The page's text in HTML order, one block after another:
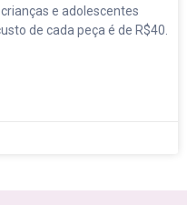
e adolescentes
de cada peça é de R$40.